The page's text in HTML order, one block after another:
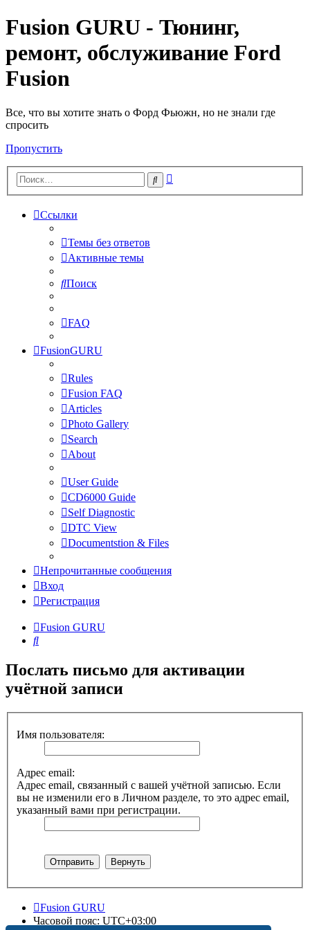
Fusion GURU - Тюнинг,
ремонт, обслуживание Ford
Fusion
Все, что вы хотите знать о Форд Фьюжн, но не знали где
спросить
Пропустить
Поиск
Ссылки
Темы без ответов
Активные темы
Поиск
FAQ
FusionGURU
Rules
Fusion FAQ
Articles
Photo Gallery
Search
About
User Guide
CD6000 Guide
Self Diagnostic
DTC View
Documentstion & Files
Непрочитанные сообщения
Вход
Регистрация
Fusion GURU
Поиск
Послать письмо для активации
учётной записи
Имя пользователя:
Адрес email:
Адрес email, связанный с вашей учётной записью. Если
вы не изменили его в Личном разделе, то это адрес email,
указанный вами при регистрации.
Fusion GURU
Часовой пояс: UTC+03:00